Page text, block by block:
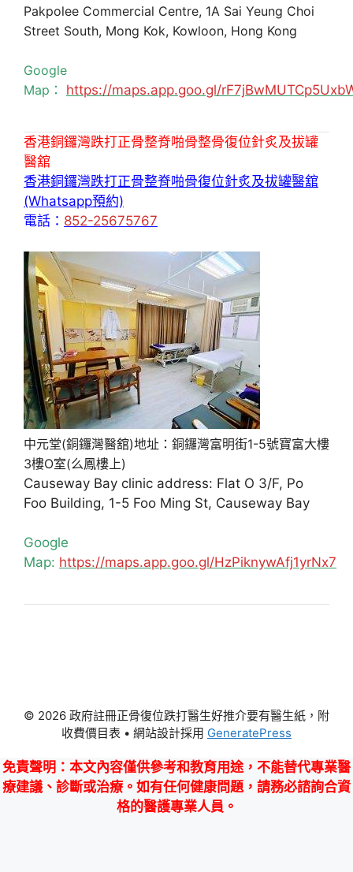
Pakpolee Commercial Centre, 1A Sai Yeung Choi
Street South, Mong Kok, Kowloon, Hong Kong
Google
Map： https://maps.app.goo.gl/
香港銅鑼灣跌打正骨整脊啪骨整骨復位針炙及拔罐
醫舘
香港銅鑼灣跌打正骨整脊啪骨復位針炙及拔罐醫舘
(Whatsapp預約)
電話： 852-25675767
中元堂(銅鑼灣醫舘)地址：銅鑼灣富明街1-5號寶富大樓
3樓O室(么鳳樓上)
Causeway Bay clinic address: Flat O 3/F, Po
Foo Building, 1-5 Foo Ming St, Causeway Bay
Google
Map: https://maps.app.goo.gl/HzPiknywAfj1yrNx7
© 2026 政府註冊正骨復位跌打醫生好推介要有醫生紙，附
收費價目表 • 網站設計採用 GeneratePress
免責聲明 ：本文內容僅供參考和教育用途，不能替代專業醫
療建議、診斷或治療。如有任何健康問題，請務必諮詢合資
格的醫護專業人員。